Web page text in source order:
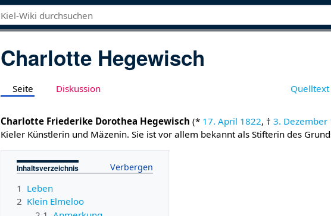
Charlotte Hegewisch
Seite Diskussion
Charlotte Friederike Dorothea Hegewisch (* 17. April 1822, †3. Dezember
Kieler Künstlerin und Mäzenin. Sie ist vor allem bekannt als Stifterin des
Inhaltsverzeichnis
1 Leben
2 Klein Elmeloo